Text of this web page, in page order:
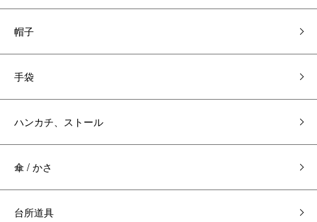
帽子
手袋
ハンカチ、ストール
傘 / かさ
台所道具